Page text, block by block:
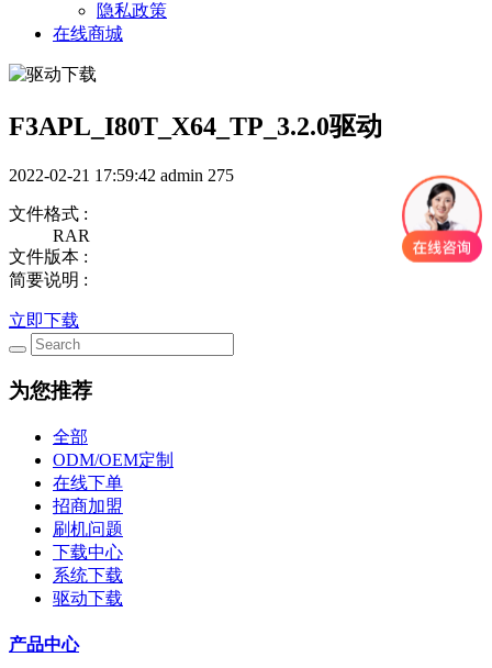
隐私政策
在线商城
F3APL_I80T_X64_TP_3.2.0驱动
2022-02-21 17:59:42 admin 275
文件格式 :
RAR
文件版本 :
简要说明 :
立即下载
为您推荐
全部
ODM/OEM定制
在线下单
招商加盟
刷机问题
下载中心
系统下载
驱动下载
产品中心